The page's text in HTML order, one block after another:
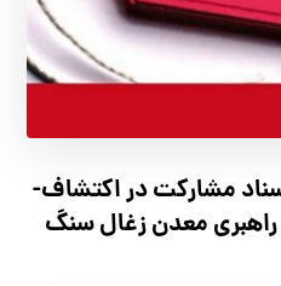
مشارکت در اکتشاف-
راهبری معدن زغال سنگ